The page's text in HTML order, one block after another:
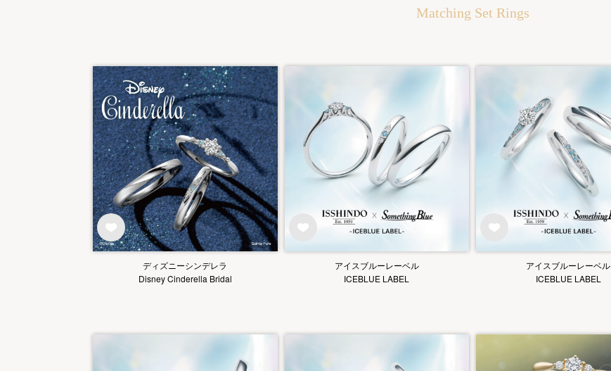
Matching Set Rings
ディズニーシンデレラ
Disney Cinderella Bridal
アイスブルーレーベル
ICEBLUE LABEL
アイスブルーレーベル
ICEBLUE LABEL